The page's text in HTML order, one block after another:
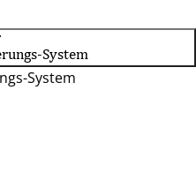
System
System